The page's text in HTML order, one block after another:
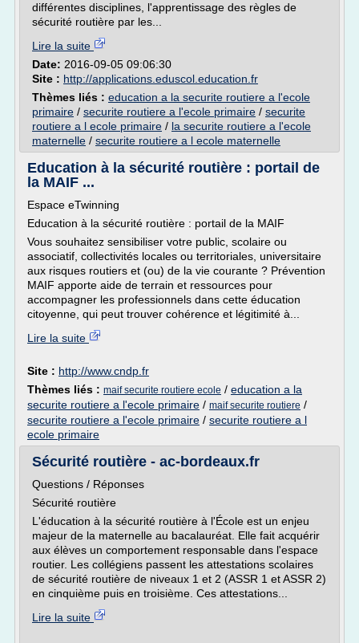
différentes disciplines, l'apprentissage des règles de
sécurité routière par les...
Lire la suite
Date: 2016-09-05 09:06:30
Site : http://applications.eduscol.education.fr
Thèmes liés : education a la securite routiere a l'ecole
primaire / securite routiere a l'ecole primaire / securite
routiere a l ecole primaire / la securite routiere a l'ecole
maternelle / securite routiere a l ecole maternelle
Education à la sécurité routière : portail de
la MAIF ...
Espace eTwinning
Education à la sécurité routière : portail de la MAIF
Vous souhaitez sensibiliser votre public, scolaire ou
associatif, collectivités locales ou territoriales, universitaire
aux risques routiers et (ou) de la vie courante ? Prévention
MAIF apporte aide de terrain et ressources pour
accompagner les professionnels dans cette éducation
citoyenne, qui peut trouver cohérence et légitimité à...
Lire la suite
Site : http://www.cndp.fr
Thèmes liés : maif securite routiere ecole / education a la
securite routiere a l'ecole primaire / maif securite routiere /
securite routiere a l'ecole primaire / securite routiere a l
ecole primaire
Sécurité routière - ac-bordeaux.fr
Questions / Réponses
Sécurité routière
L'éducation à la sécurité routière à l'École est un enjeu
majeur de la maternelle au bacalauréat. Elle fait acquérir
aux élèves un comportement responsable dans l'espace
routier. Les collégiens passent les attestations scolaires
de sécurité routière de niveaux 1 et 2 (ASSR 1 et ASSR 2)
en cinquième puis en troisième. Ces attestations...
Lire la suite